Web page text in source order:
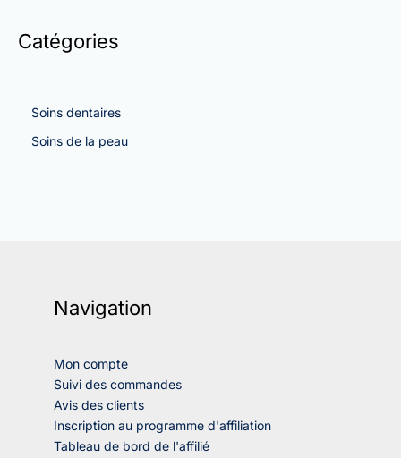
Catégories
Soins dentaires
Soins de la peau
Navigation
Mon compte
Suivi des commandes
Avis des clients
Inscription au programme d'affiliation
Tableau de bord de l'affilié